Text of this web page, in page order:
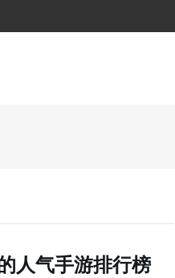
人气手游排行榜